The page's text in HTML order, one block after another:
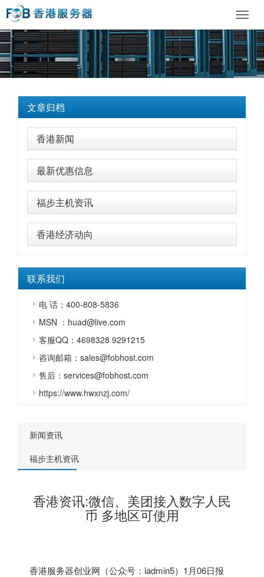
文章归档
香港新闻
最新优惠信息
福步主机资讯
香港经济动向
联系我们
电 话：400-808-5836
MSN ：huad@live.com
客服QQ：4698328 9291215
咨询邮箱：sales@fobhost.com
售后：services@fobhost.com
https://www.hwxnzj.com/
新闻资讯
福步主机资讯
香港资讯:微信、美团接入数字人民
币 多地区可使用
香港服务器创业网（公众号：iadmin5）1月06日报